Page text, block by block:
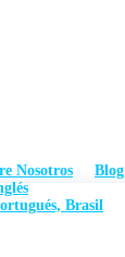
Nosotros
Blog
Brasil